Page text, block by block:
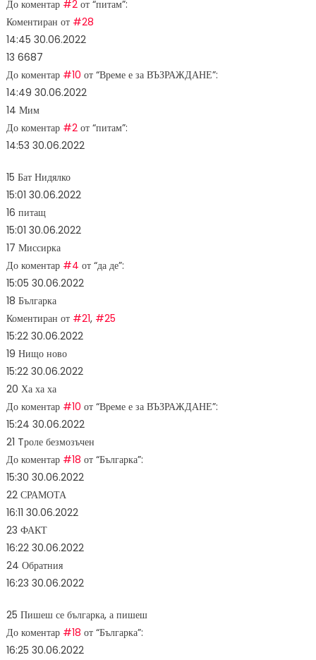
До коментар #2от “питам”:
Коментиран от #28
14:45 30.06.2022
13 6687
До коментар #10 от “Време е за ВЪЗРАЖДАНЕ”:
14:49 30.06.2022
14 Мим
До коментар #2от “питам”:
14:53 30.06.2022
15 Бат Нидялко
15:01 30.06.2022
16 питащ
15:01 30.06.2022
17 Миссирка
До коментар #4 от “да де”:
15:05 30.06.2022
18 Българка
Коментиран от #21, #25
15:22 30.06.2022
19 Нищо ново
15:22 30.06.2022
20 Ха ха ха
До коментар #10 от “Време е за ВЪЗРАЖДАНЕ”:
15:24 30.06.2022
21 Tроле безмозъчен
До коментар #18 от “Българка”:
15:30 30.06.2022
22 СРАМОТА
16:11 30.06.2022
23 ФАКТ
16:22 30.06.2022
24 Обратния
16:23 30.06.2022
25 Пишеш се българка, а пишеш
До коментар #18 от “Българка”:
16:25 30.06.2022